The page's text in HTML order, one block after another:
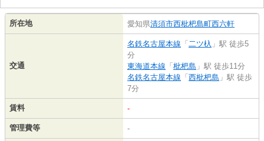
所在地 愛知県清須市西枇杷島町西六軒
交通
名鉄名古屋本線 「 二ツ杁 」駅 徒歩5
分
東海道本線 「 枇杷島 」駅 徒歩11分
名鉄名古屋本線 「 西枇杷島 」駅 徒歩
7分
賃料 -
管理費等 -